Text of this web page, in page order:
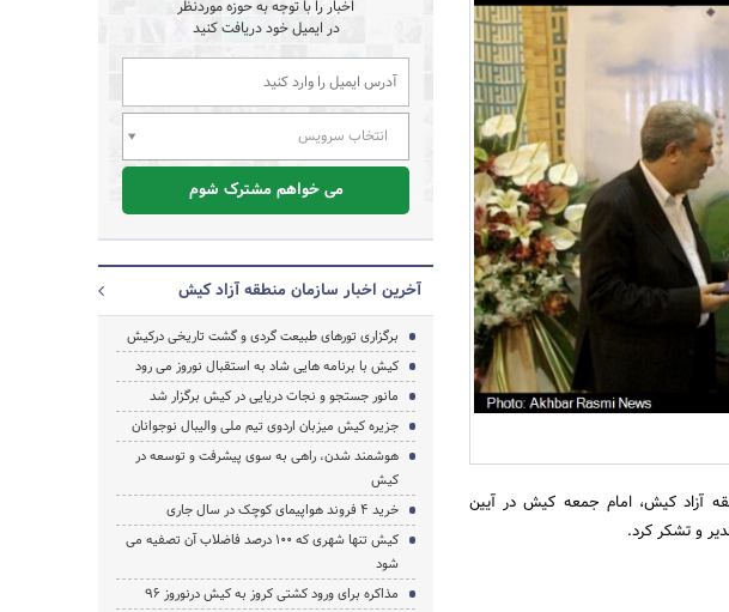
جستجو
آزاد کیش، امام جمعه کیش در آیین
و تشکر کرد.
اخبار را با توجه به حوزه موردنظر
در ایمیل خود دریافت کنید
انتخاب سرویس
می خواهم مشترک شوم
آخرین اخبار سازمان منطقه آزاد کیش
برگزاری تورهای طبیعت گردی و گشت تاریخی درکیش
کیش با برنامه هایی شاد به استقبال نوروز می رود
مانور جستجو و نجات دریایی در کیش برگزار شد
جزیره کیش میزبان اردوی تیم ملی والیبال نوجوانان
هوشمند شدن، راهی به سوی پیشرفت و توسعه در
کیش
خرید 4 فروند هواپیمای کوچک در سال جاری
کیش تنها شهری که 100 درصد فاضلاب آن تصفیه می
شود
مذاکره برای ورود کشتی کروز به کیش درنوروز 96